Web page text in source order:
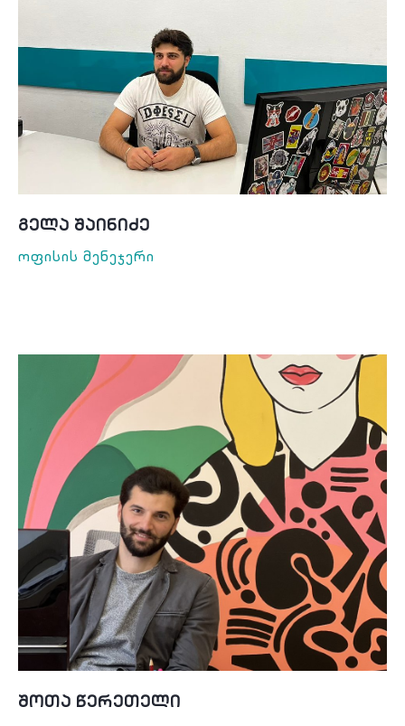
Გელა Შაინიძე
Ოფისის Მენეჯერი
Შოთა Წერეთელი